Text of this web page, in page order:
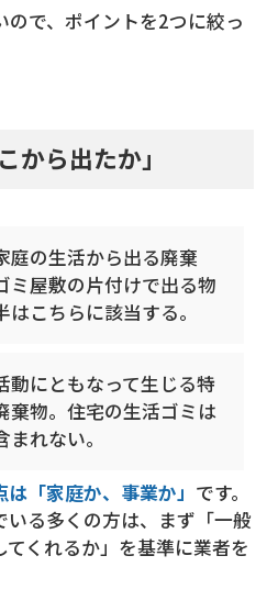
で、ポイントを2つに絞っ
から出たか」
庭の生活から出る廃棄
ミ屋敷の片付けで出る物
はこちらに該当する。
動にともなって生じる特
棄物。住宅の生活ゴミは
まれない。
「家庭か、事業か」 です。
いる多くの方は、まず「一般
くれるか」を基準に業者を